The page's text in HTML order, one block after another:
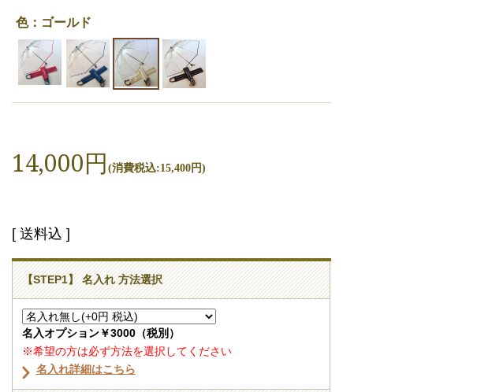
色：ゴールド
14,000円 (消費税込:15,400円)
[ 送料込 ]
【STEP1】 名入れ 方法選択
名入オプション￥3000（税別）
※希望の方は必ず方法を選択してください
名入れ詳細はこちら